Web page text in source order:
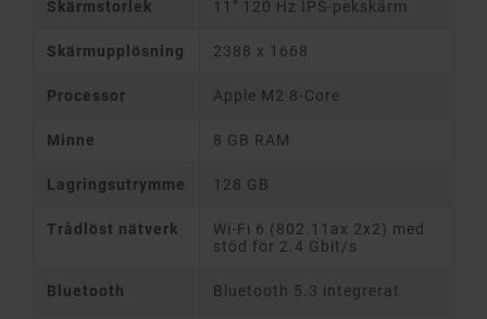
Skärmstorlek 11" 120 Hz IPS-pekskärm
Skärmupplösning 2388 x 1668
Processor Apple M2 8-Core
Minne 8 GB RAM
Lagringsutrymme 128 GB
Trådlöst nätverk
Wi-Fi 6 (802.11ax 2x2) med
stöd för 2.4 Gbit/s
Bluetooth Bluetooth 5.3 integrerat